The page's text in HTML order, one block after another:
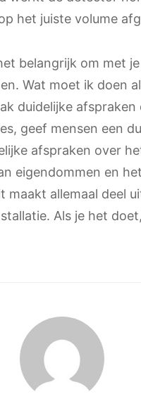
het juiste volume
belangrijk om met
Wat moet ik doen
duidelijke afspraken
geef mensen een
afspraken over
eigendommen en
maakt allemaal deel
Als je het